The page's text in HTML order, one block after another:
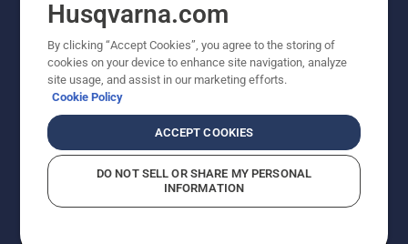
Trang web Husqvarna khác
Husqvarna.com
By clicking “Accept Cookies”, you agree to the storing of
cookies on your device to enhance site navigation, analyze
site usage, and assist in our marketing efforts.
Cookie Policy
ACCEPT COOKIES
DO NOT SELL OR SHARE MY PERSONAL
INFORMATION